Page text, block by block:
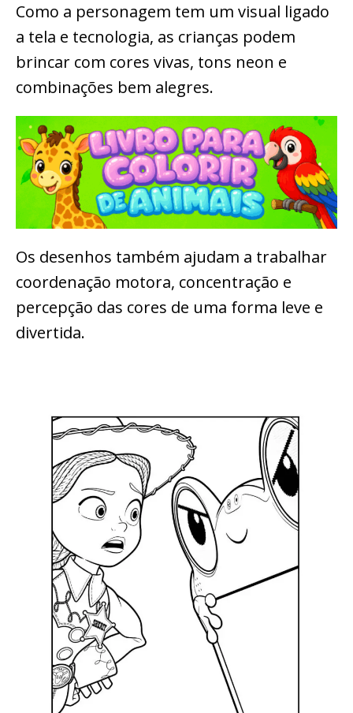
Como a personagem tem um visual ligado
a tela e tecnologia, as crianças podem
brincar com cores vivas, tons neon e
combinações bem alegres.
Os desenhos também ajudam a trabalhar
coordenação motora, concentração e
percepção das cores de uma forma leve e
divertida.